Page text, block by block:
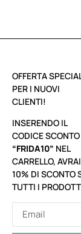
OFFERTA
PER I NUOVI
CLIENTI!
INSERENDO IL
CODICE SCONTO
“FRIDA10” NEL
CARRELLO,
10% DI SCONTO
TUTTI I